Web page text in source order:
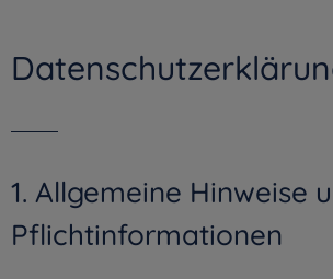
1. Allgemeine Hinweise
Pflichtinformationen